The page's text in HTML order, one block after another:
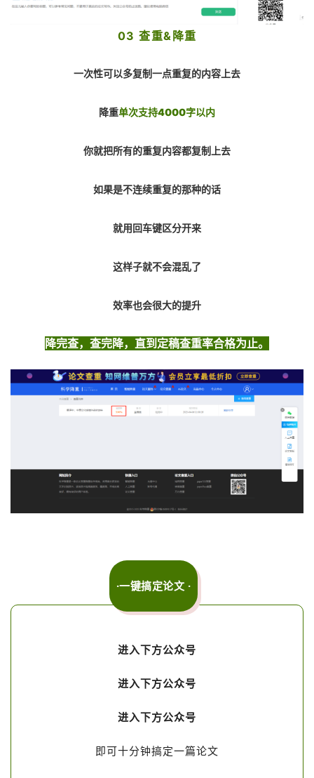
03 查重&降重
一次性可以多复制一点重复的内容上去
降重单次支持4000字以内
你就把所有的重复内容都复制上去
如果是不连续重复的那种的话
就用回车键区分开来
这样子就不会混乱了
效率也会很大的提升
降完查，查完降，直到定稿查重率合格为止。
·一键搞定论文 ·
进入下方公众号
进入下方公众号
进入下方公众号
即可十分钟搞定一篇论文